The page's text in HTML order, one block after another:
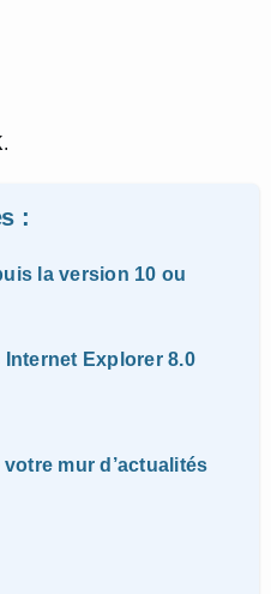
.
:
la version 10 ou
Explorer 8.0
mur d’actualités